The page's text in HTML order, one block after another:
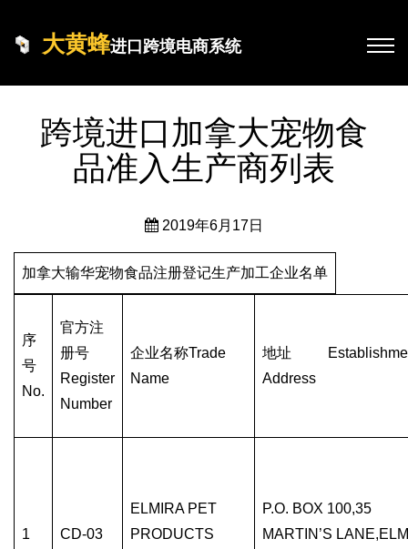
大黄蜂进口跨境电商系统
跨境进口加拿大宠物食
品准入生产商列表
2019年6月17日
加拿大输华宠物食品注册登记生产加工企业名单
序
号
No.
官方注
册号
Register
Number
企业名称Trade
Name
地址
Address
1 CD-03
ELMIRA PET
PRODUCTS
P.O. BOX 100,35
MARTIN’S